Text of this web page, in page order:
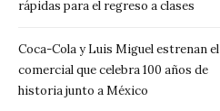
rápidas para el regreso a clases
Coca-Cola y Luis Miguel estrenan el
comercial que celebra 100 años de
historia junto a México